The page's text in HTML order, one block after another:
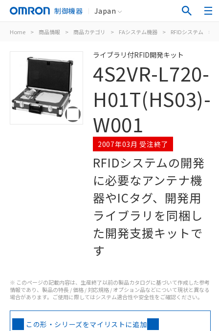
制御機器 Japan
Home > 商品情報 > 商品カテゴリ > FAシステム機器 > RFIDシステム >
ライブラリ付RFID開発キット
4S2VR-L720-
H01T(HS03)-
W001
2007年03月 受注終了
RFIDシステムの開発
に必要なアンテナ機
器やICタグ、開発用
ライブラリを同梱し
た開発支援キットで
す
※ このページの記載内容は、生産終了以前の製品カタログに基づいて作成した参考
情報であり、製品の特長 / 価格 / 対応規格 / オプション品などについて現状と異なる
場合があります。ご使用に際してはシステム適合性や安全性をご確認ください。
この形・シリーズをマイリストに追加